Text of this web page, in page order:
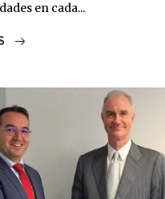
en cada...